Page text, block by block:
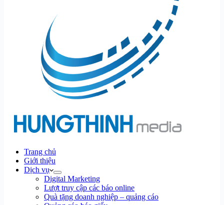
Trang chủ
Giới thiệu
Dịch vụ
Digital Marketing
Lượt truy cập các báo online
Quà tặng doanh nghiệp – quảng cáo